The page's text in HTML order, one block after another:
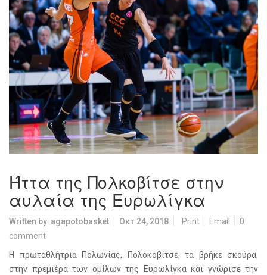
Ήττα της Πολκοβίτσε στην
αυλαία της Ευρωλίγκα
Written by agapotobasket Οκτ 24, 2018 Print Email
0
comment
Η πρωταθλήτρια Πολωνίας, Πολοκοβίτσε, τα βρήκε σκούρα,
στην πρεμιέρα των ομίλων της Ευρωλίγκα και γνώρισε την